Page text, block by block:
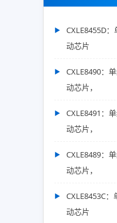
CXLE8455D
动芯片
CXLE8490：
动芯片，
CXLE8491：
动芯片，
CXLE8489：
动芯片，
CXLE8453C
动芯片